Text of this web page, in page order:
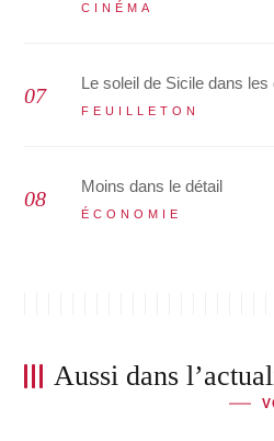
CINÉMA
Le soleil de Sicile dans les
FEUILLETON
Moins dans le détail
ÉCONOMIE
Aussi dans